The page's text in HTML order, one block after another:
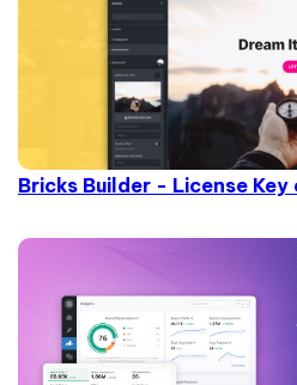
Bricks Builder - License Key